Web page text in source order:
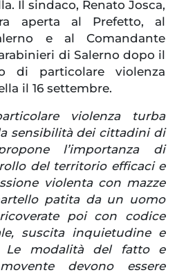
Il sindaco, Renato Josca,
aperta al Prefetto, al
e al Comandante
di Salerno dopo il
di particolare violenza
il 16 settembre.
violenza turba
sensibilità dei cittadini di
l’importanza di
del territorio efficaci e
violenta con mazze
patita da un uomo
poi con codice
suscita inquietudine e
Le modalità del fatto e
devono essere